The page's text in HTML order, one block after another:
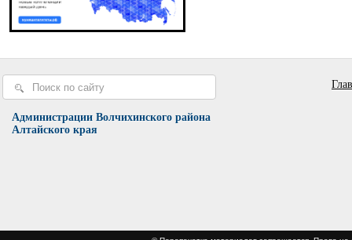
Администрации Волчихинского района
Алтайского края